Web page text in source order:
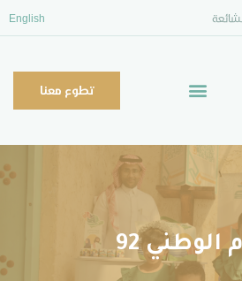
English
تطوع معنا
الوطني 92